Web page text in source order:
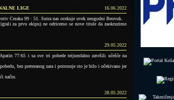
LIGE
16.06.2022
Ceraka 99 : 51. Sutra nas ocekuje uvek neugodni Beovuk.
za prvu ekipu) ne odricemo se nove titule da zaokruzimo
29.05.2022
77:65 i sa sve tri pobede teijumfalno završili učešće na
bez preteranog zara i potrosnje sto je bilo i očekivano jer
način.
28.05.2022